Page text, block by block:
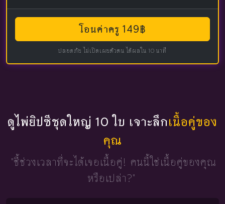
โอนค่าครู 149฿
ปลอดภัย ไม่เปิดเผยตัวตน ได้ผลใน 10 นาที
ดูไพ่ยิปซีชุดใหญ่ 10 ใบ เจาะลึกเนื้อคู่ของ
คุณ
"ชี้ช่วงเวลาที่จะได้เจอเนื้อคู่! คนนี้ใช่เนื้อคู่ของคุณ
หรือเปล่า?"